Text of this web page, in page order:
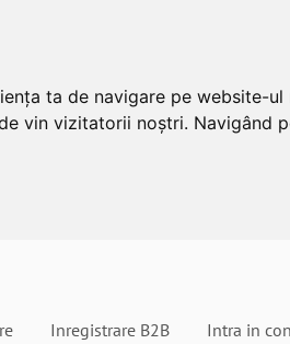
ta de navigare pe website-
vin vizitatorii noștri. Navigând
Inregistrare B2B Intra in